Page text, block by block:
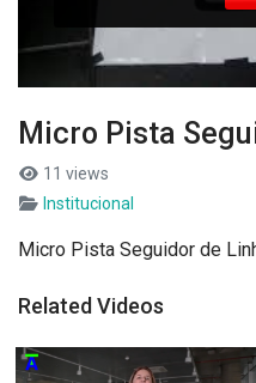
Micro Pista
11 views
Institucional
Micro Pista Seguidor de
Related Videos